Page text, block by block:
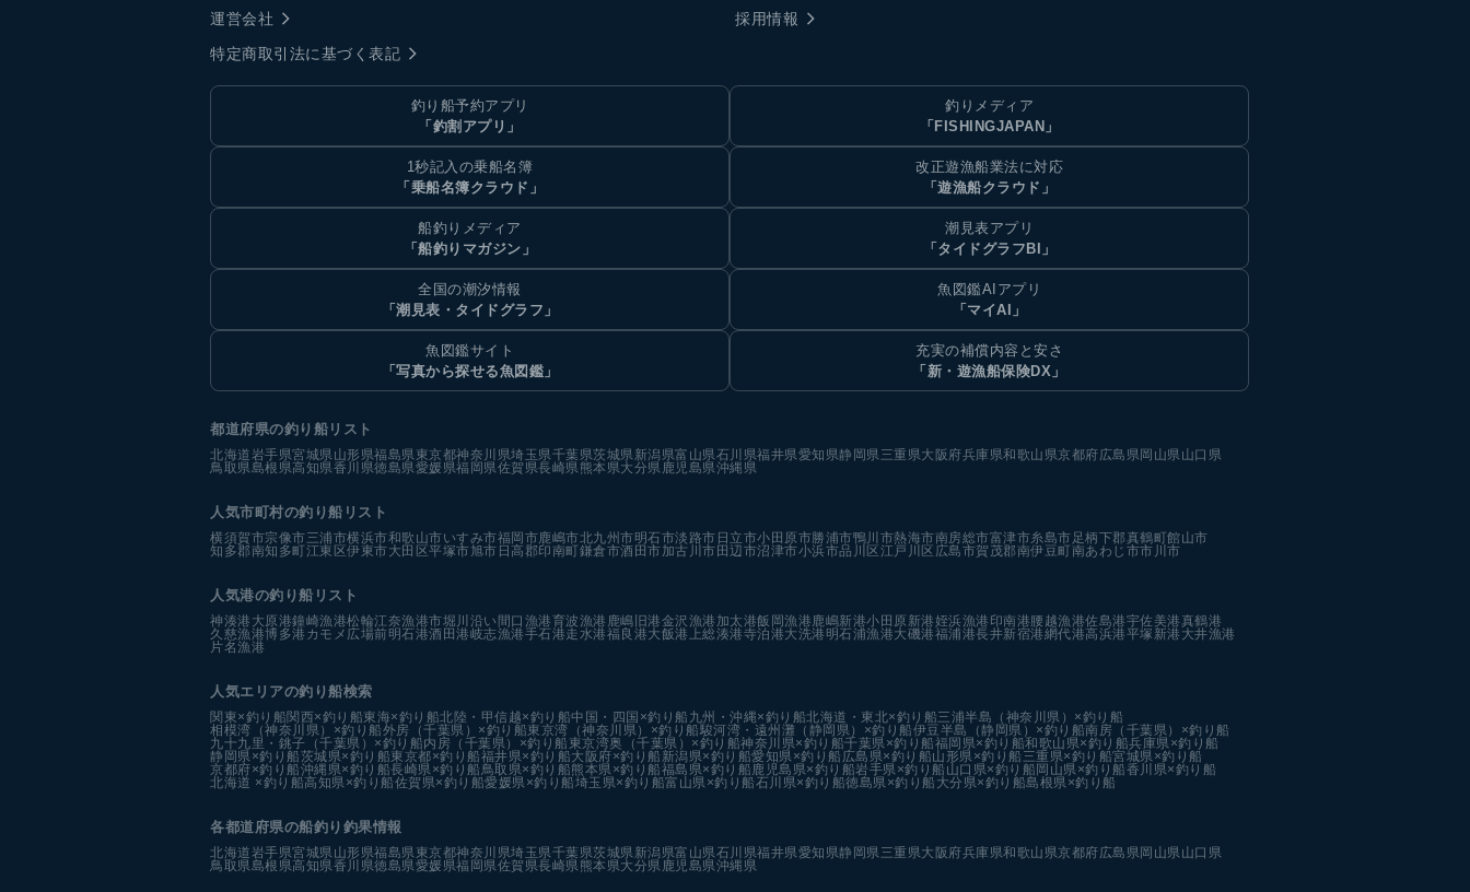
運営会社
採用情報
特定商取引法に基づく表記
釣り船予約アプリ
「釣割アプリ」
釣りメディア
「FISHINGJAPAN」
1秒記入の乗船名簿
「乗船名簿クラウド」
改正遊漁船業法に対応
「遊漁船クラウド」
船釣りメディア
「船釣りマガジン」
潮見表アプリ
「タイドグラフBI」
全国の潮汐情報
「潮見表・タイドグラフ」
魚図鑑AIアプリ
「マイAI」
魚図鑑サイト
「写真から探せる魚図鑑」
充実の補償内容と安さ
「新・遊漁船保険DX」
都道府県の釣り船リスト
北海道岩手県宮城県山形県福島県東京都神奈川県埼玉県千葉県茨城県新潟県富山県石川県福井県愛知県静岡県三重県大阪府兵庫県和歌山県京都府広島県岡山県山口県
鳥取県島根県高知県香川県徳島県愛媛県福岡県佐賀県長崎県熊本県大分県鹿児島県沖縄県
人気市町村の釣り船リスト
横須賀市宗像市三浦市横浜市和歌山市いすみ市福岡市鹿嶋市北九州市明石市淡路市 日立市小田原市勝浦市鴨川市熱海市南房総市富津市糸島市足柄下郡真鶴町館山市
知多郡南知多町江東区伊東市大田区平塚市旭市 日高郡印南町鎌倉市酒田市加古川市 田辺市沼津市小浜市品川区 江戸川区 広島市賀茂郡南伊豆町南あわじ市市川市
人気港の釣り船リスト
神湊港 大原港鐘崎漁港松輪江奈漁港市堀川沿い 間口漁港育波漁港 鹿嶋旧港金沢漁港 加太港飯岡漁港鹿嶋新港小田原新港姪浜漁港 印南港 腰越漁港佐島港宇佐美港真鶴港
久慈漁港博多港カモメ広場前明石港酒田港岐志漁港手石港走水港福良港大飯港 上総湊港寺泊港大洗港 明石浦漁港大磯港福浦港長井新宿港網代港高浜港平塚新港 大井漁港
片名漁港
人気エリアの釣り船検索
関東×釣り船関西×釣り船東海×釣り船北陸・甲信越×釣り船中国・四国×釣り船 九州・沖縄×釣り船北海道・東北×釣り船三浦半島（神奈川県）×釣り船
相模湾（神奈川県）×釣り船外房（千葉県）×釣り船東京湾（神奈川県）×釣り船駿河湾・遠州灘（静岡県）×釣り船伊豆半島（静岡県）×釣り船南房（千葉県）×釣り船
九十九里・銚子（千葉県）×釣り船内房（千葉県）×釣り船 東京湾奥（千葉県）×釣り船神奈川県×釣り船千葉県×釣り船福岡県×釣り船和歌山県×釣り船兵庫県×釣り船
静岡県×釣り船茨城県×釣り船東京都×釣り船福井県×釣り船大阪府×釣り船 新潟県×釣り船愛知県×釣り船 広島県×釣り船山形県×釣り船 三重県×釣り船宮城県×釣り船
京都府×釣り船沖縄県×釣り船長崎県×釣り船鳥取県×釣り船熊本県×釣り船福島県×釣り船鹿児島県×釣り船岩手県×釣り船 山口県×釣り船 岡山県×釣り船香川県×釣り船
北海道 ×釣り船高知県×釣り船佐賀県×釣り船愛媛県×釣り船埼玉県×釣り船富山県×釣り船石川県×釣り船徳島県×釣り船 大分県×釣り船島根県×釣り船
各都道府県の船釣り釣果情報
北海道岩手県宮城県山形県福島県東京都神奈川県埼玉県千葉県茨城県新潟県富山県石川県福井県愛知県静岡県三重県大阪府兵庫県和歌山県京都府広島県岡山県山口県
鳥取県島根県高知県香川県徳島県愛媛県福岡県佐賀県長崎県熊本県大分県鹿児島県沖縄県